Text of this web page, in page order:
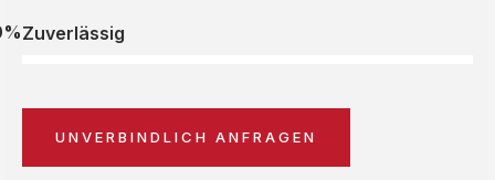
Zuverlässig
UNVERBINDLICH ANFRAGEN